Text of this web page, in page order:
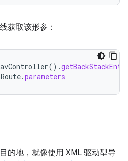
获取该形参：
().
.parameters
的地，就像使用 XML 驱动型导